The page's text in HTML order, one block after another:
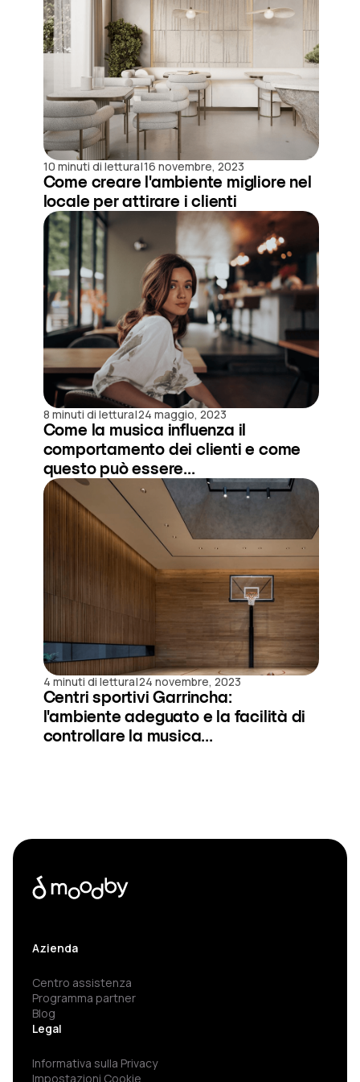
10 minuti di lettura|16 novembre, 2023
Come creare l'ambiente migliore nel
locale per attirare i clienti
8 minuti di lettura|24 maggio, 2023
Come la musica influenza il
comportamento dei clienti e come
questo può essere...
4 minuti di lettura|24 novembre, 2023
Centri sportivi Garrincha:
l'ambiente adeguato e la facilità di
controllare la musica...
Azienda
Centro assistenza
Programma partner
Blog
Legal
Informativa sulla Privacy
Impostazioni Cookie